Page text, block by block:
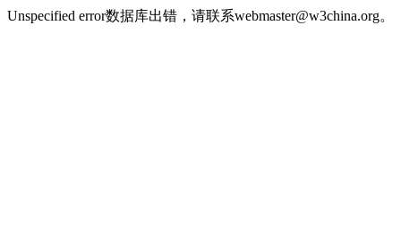
Unspecified error数据库出错，请联系webmaster@w3china.org。